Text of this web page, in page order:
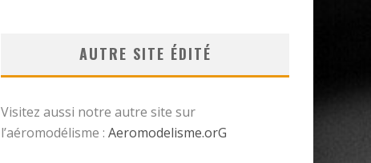
AUTRE SITE ÉDITÉ
Visitez aussi notre autre site sur
l’aéromodélisme : Aeromodelisme.orG